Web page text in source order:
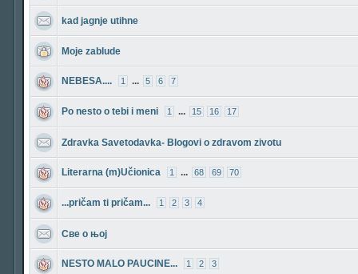
kad jagnje utihne
Moje zablude
NEBESA.... 1 ... 5 6 7
Po nesto o tebi i meni 1 ... 15 16 17
Zdravka Savetodavka- Blogovi o zdravom zivotu
Literarna (m)Učionica 1 ... 68 69 70
...pričam ti pričam... 1 2 3 4
Све о њој
NESTO MALO PAUCINE... 1 2 3